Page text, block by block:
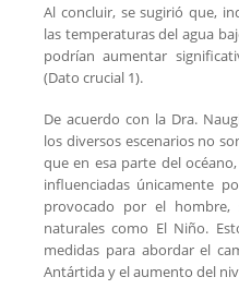
Al concluir, se sugirió que,
las temperaturas del agua
podrían aumentar
(Dato crucial 1).
De acuerdo con la Dra.
los diversos escenarios no
que en esa parte del
influenciadas únicamente
provocado por el hombre,
naturales como El Niño.
medidas para abordar el
Antártida y el aumento del